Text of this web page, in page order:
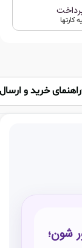
کارتها
راهنمای خرید و ارسال
شون؛